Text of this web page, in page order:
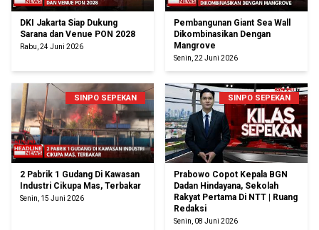
DKI Jakarta Siap Dukung
Sarana dan Venue PON 2028
Rabu, 24 Juni 2026
Pembangunan Giant Sea Wall
Dikombinasikan Dengan
Mangrove
Senin, 22 Juni 2026
SINPO SEPEKAN
2 Pabrik 1 Gudang Di Kawasan
Industri Cikupa Mas, Terbakar
Senin, 15 Juni 2026
SINPO SEPEKAN
Prabowo Copot Kepala BGN
Dadan Hindayana, Sekolah
Rakyat Pertama Di NTT | Ruang
Redaksi
Senin, 08 Juni 2026